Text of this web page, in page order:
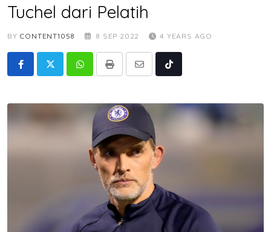
Tuchel dari Pelatih
BY CONTENT1058 8 SEP 2022 4 YEARS AGO
WhatsappPrint
Share
Tiktok